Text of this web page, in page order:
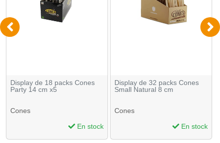
Display de 18 packs Cones
Party 14 cm x5
Cones
En stock
Display de 32 packs Cones
Small Natural 8 cm
Cones
En stock